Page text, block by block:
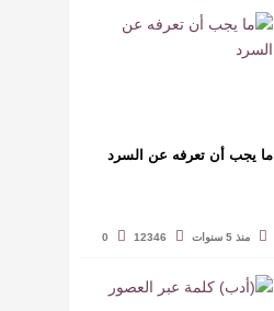
ما يجب أن تعرفه عن السرد
منذ 5 سنوات 12346
0